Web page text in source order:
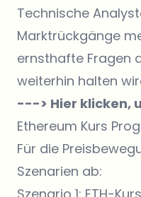
Technische
Marktrückgänge
ernsthafte Fragen
weiterhin halten
---> Hier klicken,
Ethereum Kurs
Für die
Szenarien ab:
Szenario 1: ETH-